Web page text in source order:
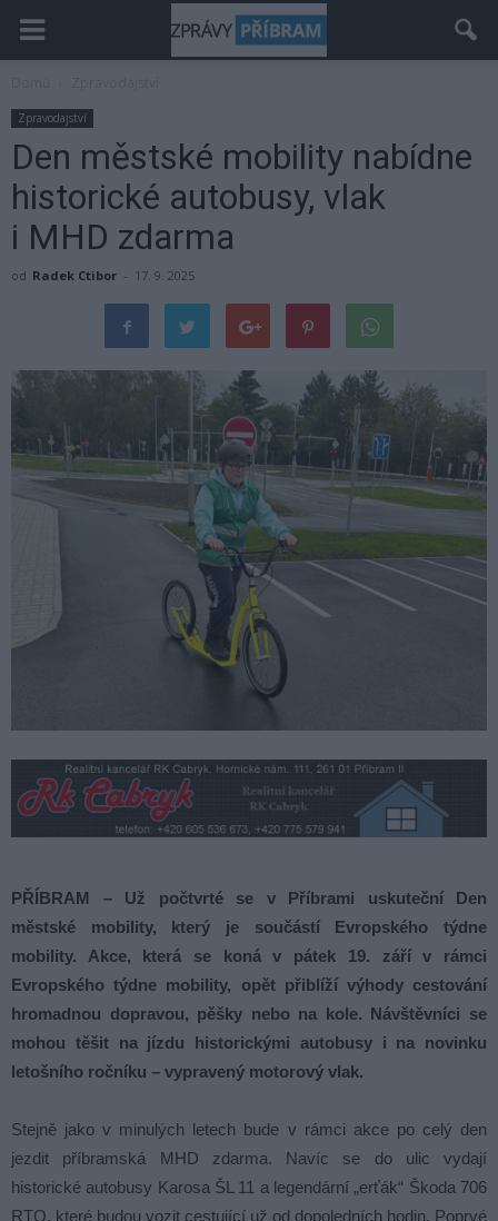
Zpravodajství
Den městské mobility nabídne
historické autobusy, vlak
i MHD zdarma
od Radek Ctibor - 17. 9. 2025
PŘÍBRAM –
Už počtvrté se v Příbrami uskuteční Den
městské mobility, který je součástí Evropského týdne
mobility. Akce, která se koná v pátek 19. září v rámci
Evropského týdne mobility, opět přiblíží výhody cestování
hromadnou dopravou, pěšky nebo na kole. Návštěvníci se
mohou těšit na jízdu historickými autobusy i na novinku
letošního ročníku – vypravený motorový vlak.
Stejně jako v minulých letech bude v rámci akce po celý den
jezdit příbramská MHD zdarma. Navíc se do ulic vydají
historické autobusy Karosa ŠL 11 a legendární „erťák“ Škoda 706
RTO, které budou vozit cestující už od dopoledních hodin. Poprvé